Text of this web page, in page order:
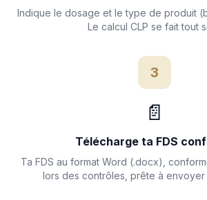
Indique le dosage et le type de produit
Le calcul CLP se fait tout
3
📄
Télécharge ta FDS
Ta FDS au format Word (.docx),
lors des contrôles, prête à envoyer